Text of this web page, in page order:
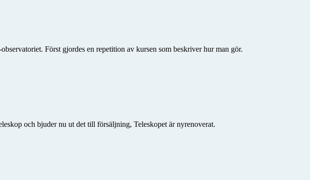
Först gjordes en repetition av kursen som beskriver hur man gör.
och bjuder nu ut det till försäljning, Teleskopet är nyrenoverat.